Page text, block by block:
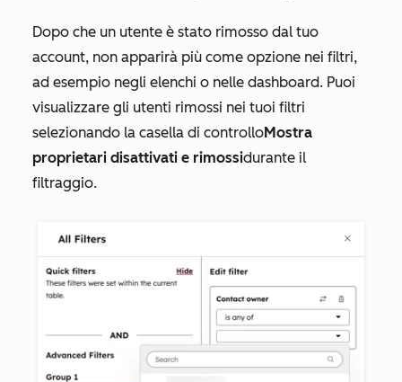
Dopo che un utente è stato rimosso dal tuo
account, non apparirà più come opzione nei filtri,
ad esempio negli elenchi o nelle dashboard. Puoi
visualizzare gli utenti rimossi nei tuoi filtri
selezionando la casella di controlloMostra
proprietari disattivati e rimossidurante il
filtraggio.